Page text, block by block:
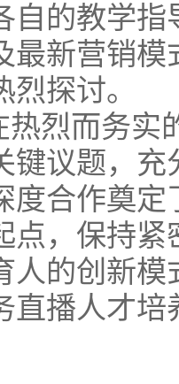
自的教学
最新营销
探讨。
热烈而务实
键议题，
度合作奠
点，保持
人的创新
直播人才培